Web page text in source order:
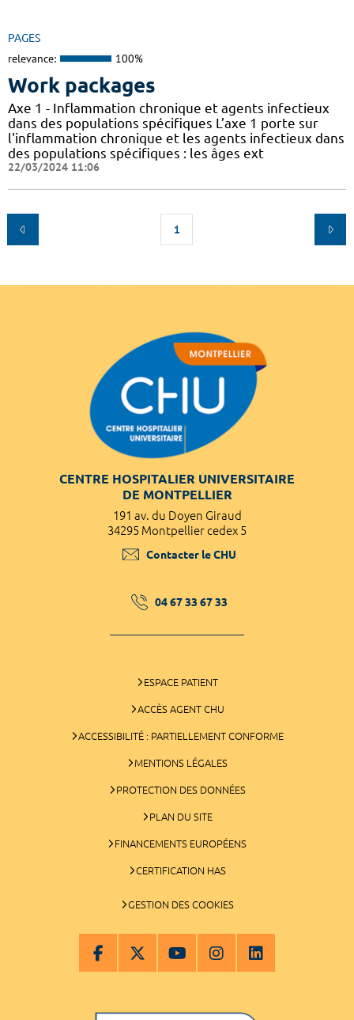
PAGES
relevance: 100%
Work packages
Axe 1 - Inflammation chronique et agents infectieux
dans des populations spécifiques L’axe 1 porte sur
l'inflammation chronique et les agents infectieux dans
des populations spécifiques : les âges ext
22/03/2024 11:06
1
CENTRE HOSPITALIER UNIVERSITAIRE
DE MONTPELLIER
191 av. du Doyen Giraud
34295 Montpellier cedex 5
Contacter le CHU
04 67 33 67 33
ESPACE PATIENT
ACCÈS AGENT CHU
ACCESSIBILITÉ : PARTIELLEMENT CONFORME
MENTIONS LÉGALES
PROTECTION DES DONNÉES
PLAN DU SITE
FINANCEMENTS EUROPÉENS
CERTIFICATION HAS
GESTION DES COOKIES